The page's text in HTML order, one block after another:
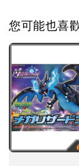
您可能也喜